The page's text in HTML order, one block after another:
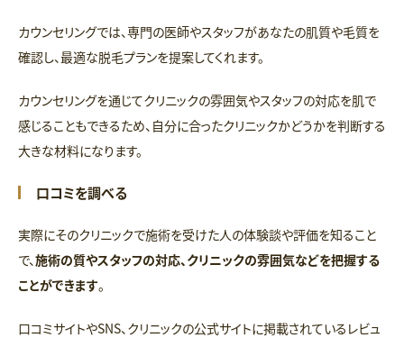
カウンセリングでは、専門の医師やスタッフがあなたの肌質や毛質を
確認し、最適な脱毛プランを提案してくれます。
カウンセリングを通じてクリニックの雰囲気やスタッフの対応を肌で
感じることもできるため、自分に合ったクリニックかどうかを判断する
大きな材料になります。
口コミを調べる
実際にそのクリニックで施術を受けた人の体験談や評価を知ること
で、施術の質やスタッフの対応、クリニックの雰囲気などを把握する
ことができます。
口コミサイトやSNS、クリニックの公式サイトに掲載されているレビュ